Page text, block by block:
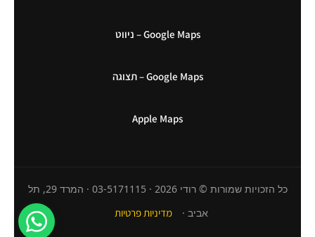
Google Maps – ניווט
Google Maps – תצוגה
Apple Maps
כל הזכויות שמורות © רודי 2026 · 03-5171115 · המרד 29, תל
אביב ·
מדיניות פרטיות